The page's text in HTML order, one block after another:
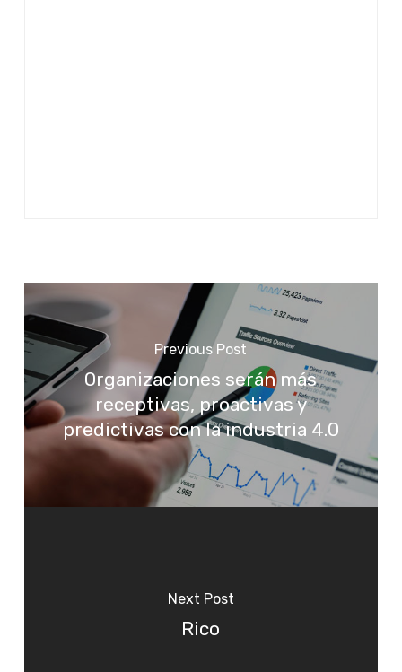
Previous Post
Organizaciones serán más
receptivas, proactivas y
predictivas con la industria 4.0
Next Post
Rico